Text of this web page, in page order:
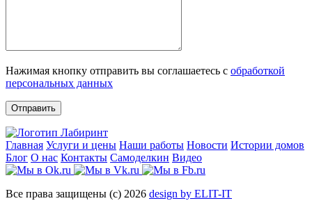
Нажимая кнопку отправить вы соглашаетесь с обработкой
персональных данных
Отправить
Главная Услуги и цены Наши работы Новости Истории домов
Блог О нас Контакты Самоделкин Видео
Все права защищены (с) 2026 design by ELIT-IT